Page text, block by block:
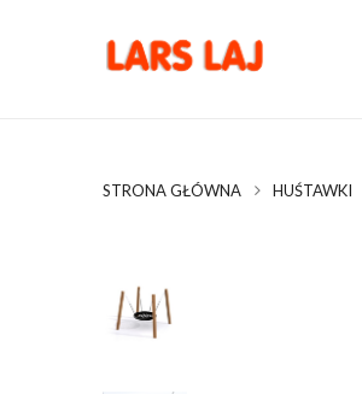
STRONA GŁÓWNA HUŚTAWKI